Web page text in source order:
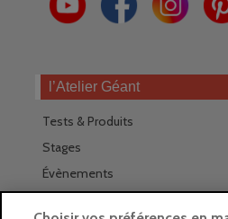
l’Atelier Géant
Tests & Produits
Stages
Évènements